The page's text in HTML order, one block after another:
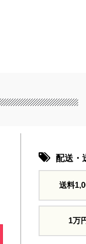
配送・
送料
1万